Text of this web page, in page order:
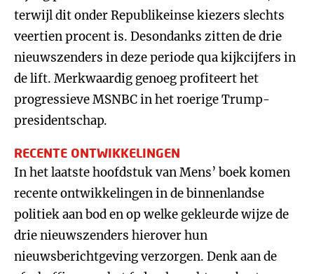
terwijl dit onder Republikeinse kiezers slechts
veertien procent is. Desondanks zitten de drie
nieuwszenders in deze periode qua kijkcijfers in
de lift. Merkwaardig genoeg profiteert het
progressieve MSNBC in het roerige Trump-
presidentschap.
RECENTE ONTWIKKELINGEN
In het laatste hoofdstuk van Mens’ boek komen
recente ontwikkelingen in de binnenlandse
politiek aan bod en op welke gekleurde wijze de
drie nieuwszenders hierover hun
nieuwsberichtgeving verzorgen. Denk aan de